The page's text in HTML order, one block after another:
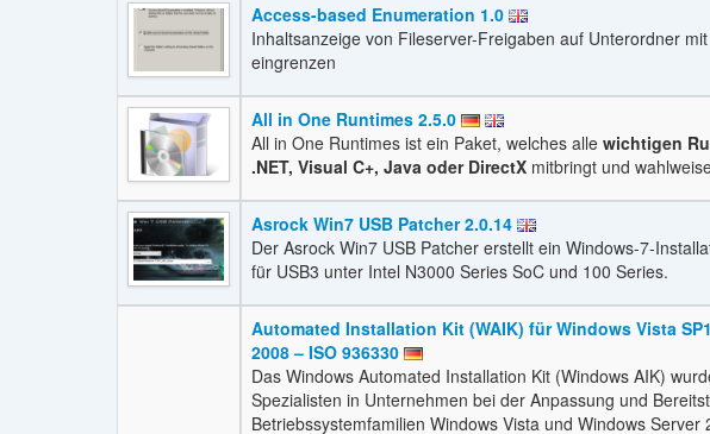
Access-based Enumeration 1.0
Inhaltsanzeige von Fileserver-Freigaben auf Unterordner
eingrenzen
All in One Runtimes 2.5.0
All in One Runtimes ist ein Paket, welches alle wichtigen
.NET, Visual C+, Java oder DirectXmitbringt und
Asrock Win7 USB Patcher 2.0.14
Der Asrock Win7 USB Patcher erstellt ein Windows-7-
für USB3 unter Intel N3000 Series SoC und 100 Series.
Automated Installation Kit (WAIK) für Windows Vista
2008 – ISO 936330
Das Windows Automated Installation Kit (Windows AIK)
Spezialisten in Unternehmen bei der Anpassung und
Betriebssystemfamilien Windows Vista und Windows Server